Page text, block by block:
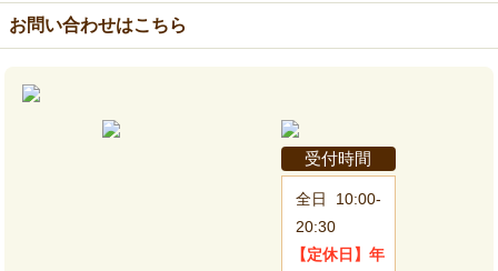
お問い合わせはこちら
受付時間
全日
10:00-
20:30
【定休日】 年